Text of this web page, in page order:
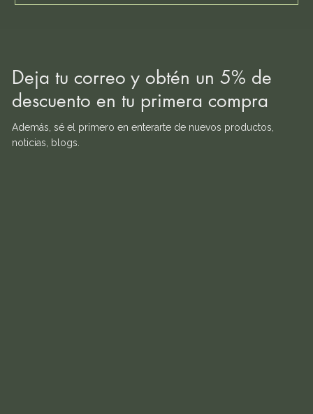
Deja tu correo y obtén un 5% de
descuento en tu primera compra
Además, sé el primero en enterarte de nuevos productos,
noticias, blogs.